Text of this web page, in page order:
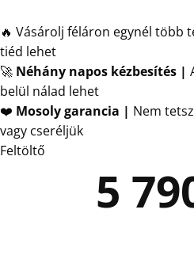
🔥 Vásárolj féláron egynél több
tiéd lehet
🚀 Néhány napos kézbesítés |
belül nálad lehet
❤️ Mosoly garancia | Nem
vagy cseréljük
Feltöltő
5